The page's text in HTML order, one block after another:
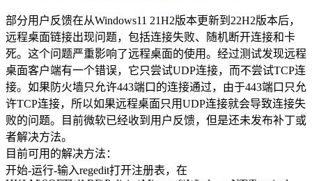
部分用户反馈在从Windows11 21H2版本更新到22H2版本后，
远程桌面链接出现问题，包括连接失败、随机断开连接和卡
死。这个问题严重影响了远程桌面的使用。经过测试发现远程
桌面客户端有一个错误，它只尝试UDP连接，而不尝试TCP连
接。如果防火墙只允许443端口的连接通过，由于443端口只允
许TCP连接，所以如果远程桌面只用UDP连接就会导致连接失
败的问题。目前微软已经收到用户反馈，但是还未发布补丁或
者解决方法。
目前可用的解决方法：
开始-运行-输入regedit打开注册表，在